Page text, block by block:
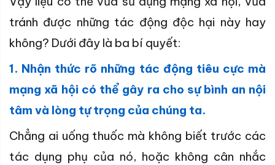
tránh được những tác động độc hại này hay
không? Dưới đây là ba bí quyết:
1. Nhận thức rõ những tác động tiêu cực mà
mạng xã hội có thể gây ra cho sự bình an nội
tâm và lòng tự trọng của chúng ta.
Chẳng ai uống thuốc mà không biết trước các
tác dụng phụ của nó, hoặc không cân nhắc